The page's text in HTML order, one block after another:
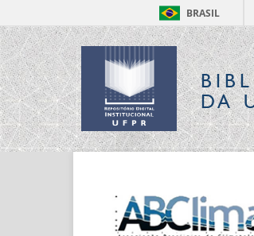
BRASIL
DA